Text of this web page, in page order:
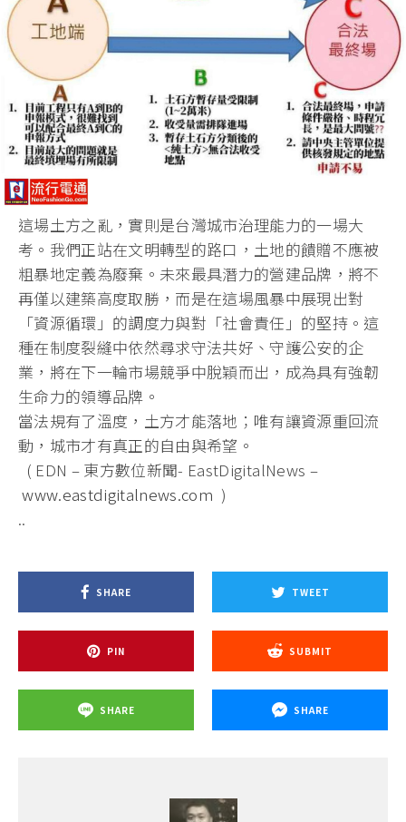
這場土方之亂，實則是台灣城市治理能力的一場大
考。 我們正站在文明轉型的路口，土地的饋贈不應被
粗暴地定義為廢棄。 未來最具潛力的營建品牌，將不
再僅以建築高度取勝， 而是在這場風暴中展現出對
「資源循環」的調度力與對「社會責任」 的堅持。這
種在制度裂縫中依然尋求守法共好、守護公安的企
業， 將在下一輪市場競爭中脫穎而出，成為具有強韌
生命力的領導品牌。
當法規有了溫度，土方才能落地；唯有讓資源重回流
動， 城市才有真正的自由與希望。
( EDN – 東方數位新聞- EastDigitalNews –
www.eastdigitalnews.com )
..
SHARE TWEET
PIN SUBMIT
SHARE SHARE